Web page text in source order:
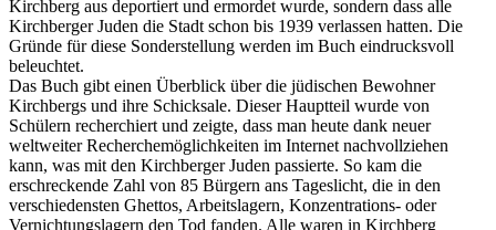
Kirchberg aus deportiert und ermordet wurde, sondern dass alle
Kirchberger Juden die Stadt schon bis 1939 verlassen hatten. Die
Gründe für diese Sonderstellung werden im Buch eindrucksvoll
beleuchtet.
Das Buch gibt einen Überblick über die jüdischen Bewohner
Kirchbergs und ihre Schicksale. Dieser Hauptteil wurde von
Schülern recherchiert und zeigte, dass man heute dank neuer
weltweiter Recherchemöglichkeiten im Internet nachvollziehen
kann, was mit den Kirchberger Juden passierte. So kam die
erschreckende Zahl von 85 Bürgern ans Tageslicht, die in den
verschiedensten Ghettos, Arbeitslagern, Konzentrations- oder
Vernichtungslagern den Tod fanden. Alle waren in Kirchberg